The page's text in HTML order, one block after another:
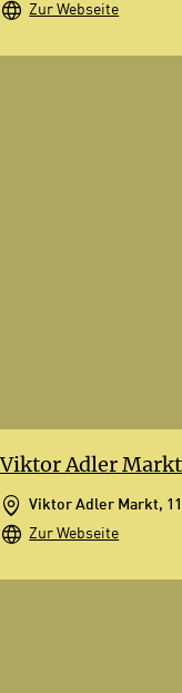
Zur Webseite
Viktor Adler Markt
Viktor Adler Markt,
Zur Webseite